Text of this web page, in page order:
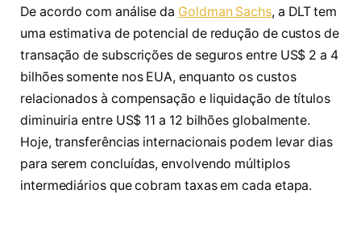
De acordo com análise da Goldman Sachs, a DLT tem
uma estimativa de potencial de redução de custos de
transação de subscrições de seguros entre US$ 2 a 4
bilhões somente nos EUA, enquanto os custos
relacionados à compensação e liquidação de títulos
diminuiria entre US$ 11 a 12 bilhões globalmente.
Hoje, transferências internacionais podem levar dias
para serem concluídas, envolvendo múltiplos
intermediários que cobram taxas em cada etapa.